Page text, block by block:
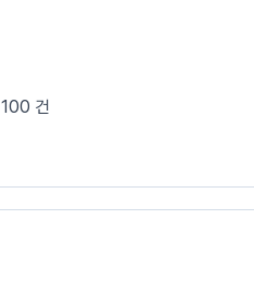
100 건